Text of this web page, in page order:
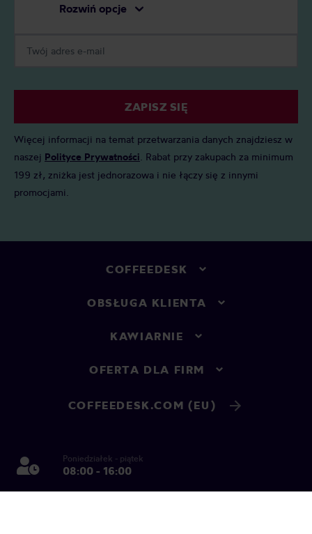
Rozwiń opcje
ZAPISZ SIĘ
Więcej informacji na temat przetwarzania danych znajdziesz w
naszej Polityce Prywatności . Rabat przy zakupach za minimum
199 zł, zniżka jest jednorazowa i nie łączy się z innymi
promocjami.
COFFEEDESK
OBSŁUGA KLIENTA
KAWIARNIE
OFERTA DLA FIRM
COFFEEDESK.COM (EU)
Poniedziałek - piątek
08:00 - 16:00